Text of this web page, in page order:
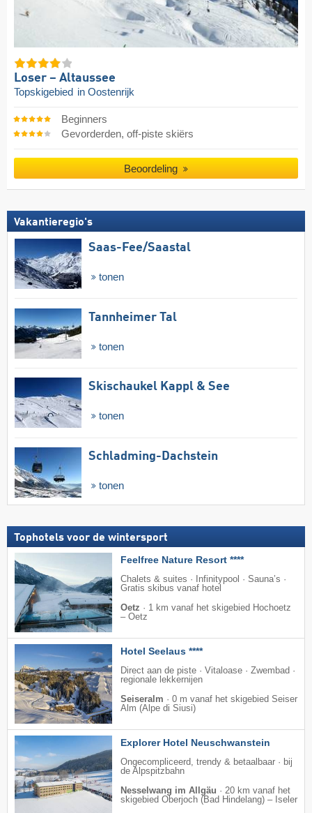
Loser – Altaussee
Topskigebied in Oostenrijk
Beginners
Gevorderden, off-piste skiërs
Beoordeling
Vakantieregio's
Saas-Fee/​Saastal
tonen
Tannheimer Tal
tonen
Skischaukel Kappl & See
tonen
Schladming-Dachstein
tonen
Tophotels voor de wintersport
Feelfree Nature Resort ****
Chalets & suites · Infinitypool · Sauna’s ·
Gratis skibus vanaf hotel
Oetz · 1 km vanaf het skigebied Hochoetz
– Oetz
Hotel Seelaus ****
Direct aan de piste · Vitaloase · Zwembad ·
regionale lekkernijen
Seiseralm · 0 m vanaf het skigebied Seiser
Alm (Alpe di Siusi)
Explorer Hotel Neuschwanstein
Ongecompliceerd, trendy & betaalbaar · bij
de Alpspitzbahn
Nesselwang im Allgäu · 20 km vanaf het
skigebied Oberjoch (Bad Hindelang) – Iseler